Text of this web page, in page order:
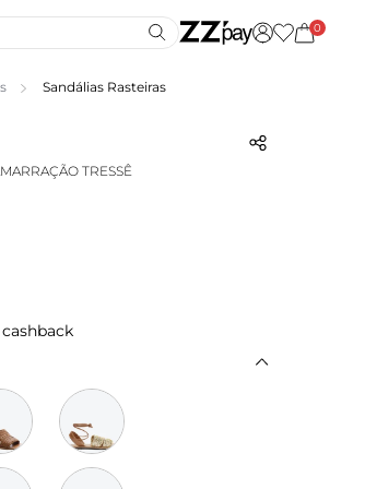
0
Sandálias Rasteiras
TRESSÊ